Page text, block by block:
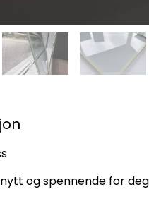
nytt og spennende for